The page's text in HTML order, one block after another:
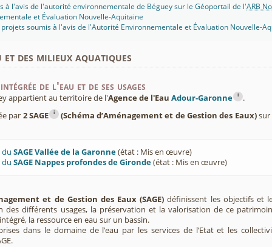
à l'avis de l'autorité environnementale de Béguey sur le Géoportail de l'ARB
et Évaluation Nouvelle-Aquitaine
soumis à l'avis de l'Autorité Environnementale et Évaluation Nouvelle-
des milieux aquatiques
de l'eau et de ses usages
appartient au territoire de l'Agence de l'Eau Adour-Garonne i
.
par 2 SAGE i (Schéma d’Aménagement et de Gestion des Eaux)sur
duSAGE Vallée de la Garonne(état : Mis en œuvre)
duSAGE Nappes profondes de Gironde(état : Mis en œuvre)
et de Gestion des Eaux (SAGE) définissent les objectifs et
des différents usages, la préservation et la valorisation de ce
la ressource en eau sur un bassin.
dans le domaine de l’eau par les services de l’Etat et les